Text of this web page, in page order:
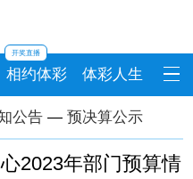
相约体彩
开奖直播
体彩人生
公告— 预决算公示
2023年部门预算情